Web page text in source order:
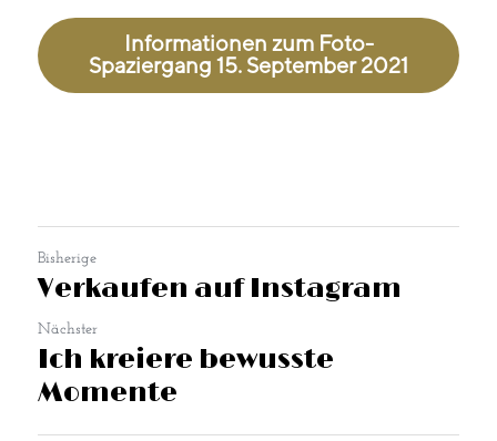
Informationen zum Foto-
Spaziergang 15. September 2021
Bisherige
Verkaufen auf Instagram
Nächster
Ich kreiere bewusste
Momente